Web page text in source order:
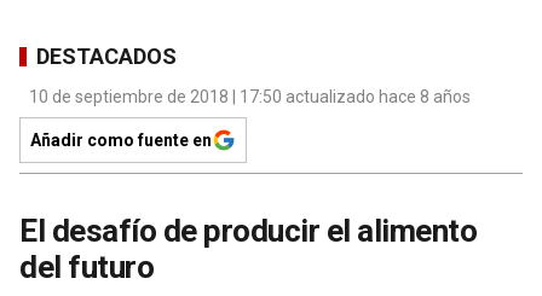
DESTACADOS
10 de septiembre de 2018 | 17:50 actualizado hace 8 años
Añadir como fuente en
El desafío de producir el alimento
del futuro